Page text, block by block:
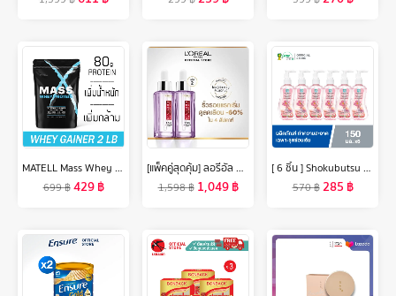
MATELL Mass Whey Protein Gainer 2 lb แมส เวย์ โปรตีน 2ปอนด์ หรือ 908กรัม Non Soy ซอย
699฿429฿
[แพ็คคู่สุดคุ้ม] ลอรีอัล ปารีส รีไวทัลลิฟท์ ไฮยาลูรอนิค แอซิด เซรั่ม 30 มล. X2 L'Oreal Paris Revitalift Hyaluronic Acid Serum 30mlx2 (hyaluron,loreal,ลอรีอัล ไฮยาลูรอน, ไฮยา)
1,598฿ 1,049฿
[ 6 ชิ้น ] Shokubutsu ผลิตภัณฑ์ทำความสะอาดเฉพาะจุดซ่อนเร้น Feminine Cleansing สูตร Daily Gentle Care Shiso Extract & Aloe Vera 150 มล.
570฿285 ฿